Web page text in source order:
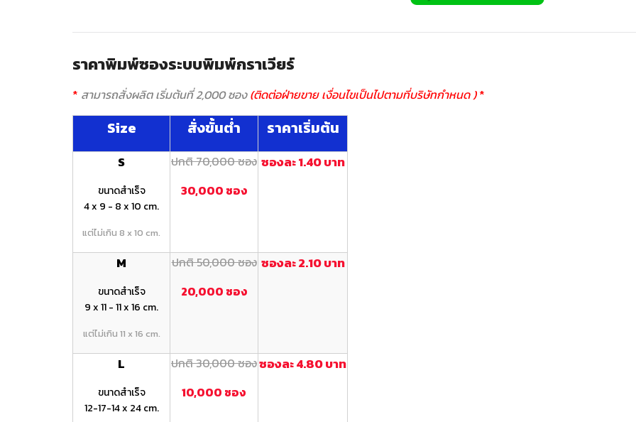
ราคาพิมพ์ซองระบบพิมพ์กราเวียร์
* สามารถสั่งผลิต เริ่มต้นที่ 2,000 ซอง(ติดต่อฝ่ายขาย เงื่อนไขเป็นไปตามที่บริษัทกำหนด ) *
Size สั่งขั้นต่ำ ราคาเริ่มต้น
S
ขนาดสำเร็จ
4 x 9 - 8 x 10 cm.
แต่ไม่เกิน 8 x 10 cm.
ปกติ 70,000 ซอง
30,000 ซอง
ซองละ 1.40 บาท
M
ขนาดสำเร็จ
9 x 11 - 11 x 16 cm.
แต่ไม่เกิน 11 x 16 cm.
ปกติ 50,000 ซอง
20,000 ซอง
ซองละ 2.10 บาท
L
ขนาดสำเร็จ
12-17-14 x 24 cm.
ปกติ 30,000 ซอง
10,000 ซอง
ซองละ 4.80 บาท